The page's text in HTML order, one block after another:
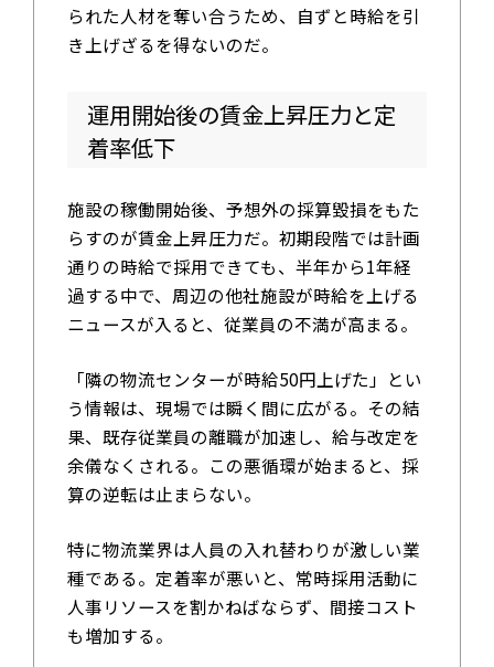
られた人材を奪い合うため、自ずと時給を引
き上げざるを得ないのだ。
運用開始後の賃金上昇圧力と定
着率低下
施設の稼働開始後、予想外の採算毀損をもた
らすのが賃金上昇圧力だ。初期段階では計画
通りの時給で採用できても、半年から1年経
過する中で、周辺の他社施設が時給を上げる
ニュースが入ると、従業員の不満が高まる。
「隣の物流センターが時給50円上げた」とい
う情報は、現場では瞬く間に広がる。その結
果、既存従業員の離職が加速し、給与改定を
余儀なくされる。この悪循環が始まると、採
算の逆転は止まらない。
特に物流業界は人員の入れ替わりが激しい業
種である。定着率が悪いと、常時採用活動に
人事リソースを割かねばならず、間接コスト
も増加する。